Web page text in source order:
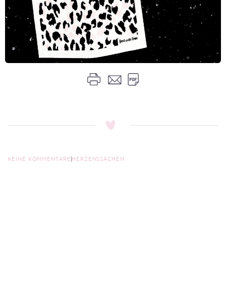
KEINE KOMMENTAREHERZENSSACHEN